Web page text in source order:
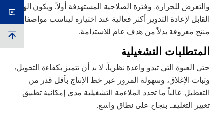
والتعرض للحرارة، وفترة الصلاحية المستهدفة أولاً. ويكون الهيكل
القابل لإعادة التدوير أكثر فعالية عند اختياره ليناسب مواصفات
منتج معروفة بدلاً من هدف عام للاستدامة.
المتطلبات التشغيلية
حتى العبوة التي تبدو واعدة نظرياً، لا بد أن تتميز بكفاءة التحويل،
وثبات الإغلاق، وسهولة المرور عبر خط الإنتاج بأقل قدر من
التعطيل. غالباً ما تحدد الملاءمة التشغيلية مدى إمكانية تطبيق
تغيير التغليف بنجاح على نطاق واسع.